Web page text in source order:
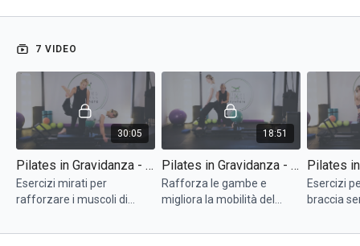
Come allenarsi in gravidanza, durante il 2° trimestre?
È importante però fare attenzione: dal secondo trimestre in poi
si sconsigliano le posizioni supine. Ciò a maggior ragione nel
terzo trimestre: bisogna evitarle perché il peso del feto che
cresce potrebbe comprimere la vena cava e potrebbe dare
fastidio.
In generale, tutti gli esercizi dovrebbero essere adattati per
rispettare i cambiamenti del corpo, concentrandosi su
movimenti che migliorano la postura.
7 VIDEO
30:05
Pilates in Gravidanza - 2° Trimestre: Gambe e Bacino (1° parte)
Esercizi mirati per
rafforzare i muscoli di
18:51
Pilates in Gravidanza - 2° Trimestre: Gambe e Bacino (2° parte)
Rafforza le gambe e
migliora la mobilità del
Esercizi
braccia